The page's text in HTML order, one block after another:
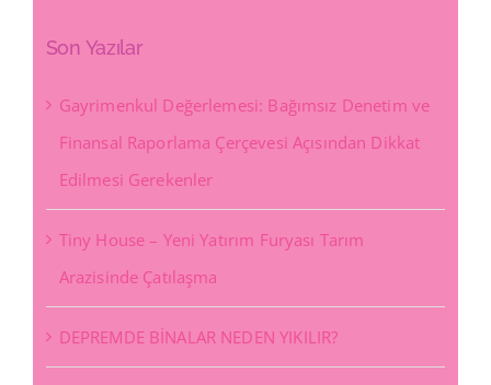
Son Yazılar
Gayrimenkul Değerlemesi: Bağımsız Denetim ve
Finansal Raporlama Çerçevesi Açısından Dikkat
Edilmesi Gerekenler
Tiny House – Yeni Yatırım Furyası Tarım
Arazisinde Çatılaşma
DEPREMDE BİNALAR NEDEN YIKILIR?